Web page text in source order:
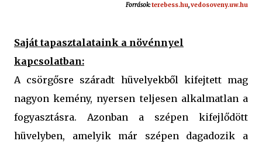
Források:terebess.hu,vedosoveny.uw.hu
Saját tapasztalataink a növénnyel
kapcsolatban:
A csörgősre száradt hüvelyekből kifejtett mag
nagyon kemény, nyersen teljesen alkalmatlan a
fogyasztásra. Azonban a szépen kifejlődött
hüvelyben, amelyik már szépen dagadozik a